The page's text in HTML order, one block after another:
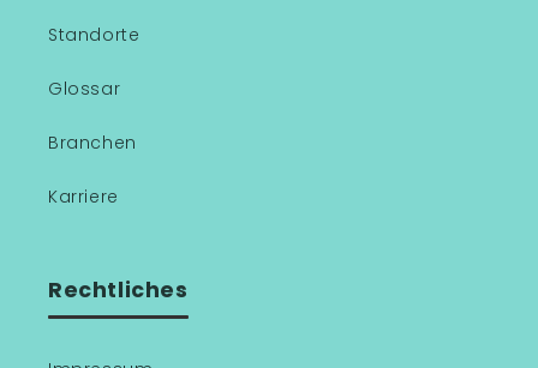
Standorte
Glossar
Branchen
Karriere
Rechtliches